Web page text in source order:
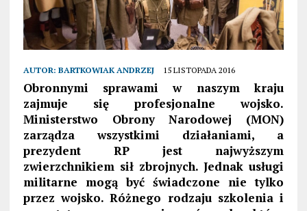
AUTOR: BARTKOWIAK ANDRZEJ 15 LISTOPADA 2016
Obronnymi sprawami w naszym kraju
zajmuje się profesjonalne wojsko.
Ministerstwo Obrony Narodowej (MON)
zarządza wszystkimi działaniami, a
prezydent RP jest najwyższym
zwierzchnikiem sił zbrojnych. Jednak usługi
militarne mogą być świadczone nie tylko
przez wojsko. Różnego rodzaju szkolenia i